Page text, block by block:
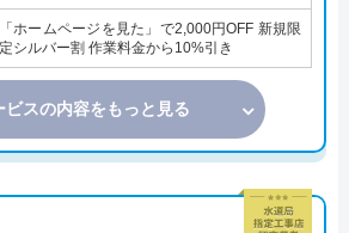
「ホームページを見た」で2,000円OFF 新規限
定シルバー割 作業料金から10%引き
ビスの内容をもっと見る